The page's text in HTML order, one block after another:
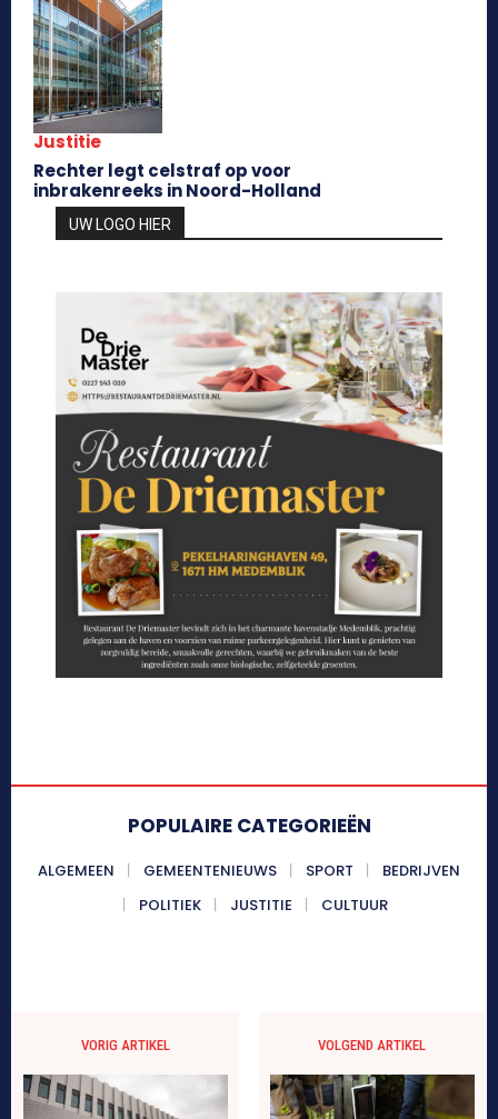
Justitie
Rechter legt celstraf op voor
inbrakenreeks in Noord-Holland
UW LOGO HIER
POPULAIRE CATEGORIEËN
ALGEMEEN GEMEENTENIEUWS SPORT
BEDRIJVEN
POLITIEK
JUSTITIE CULTUUR
VORIG ARTIKEL VOLGEND ARTIKEL